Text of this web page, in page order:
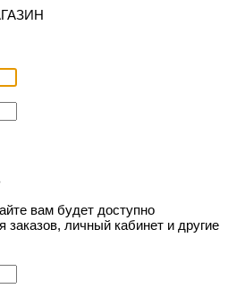
вам будет доступно
заказов, личный кабинет и другие